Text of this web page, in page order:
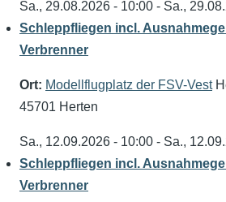
Sa., 29.08.2026 - 10:00 - Sa.,
Schleppfliegen incl.
Verbrenner
Ort: Modellflugplatz der FSV-Vest
45701 Herten
Sa., 12.09.2026 - 10:00 - Sa.,
Schleppfliegen incl.
Verbrenner